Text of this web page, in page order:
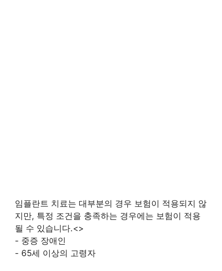
임플란트 치료는 대부분의 경우 보험이 적용되지 않
지만, 특정 조건을 충족하는 경우에는 보험이 적용
될 수 있습니다.<>
- 중증 장애인
- 65세 이상의 고령자